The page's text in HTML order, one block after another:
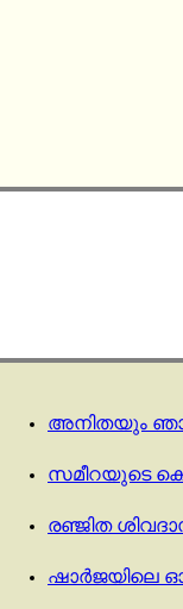
അനിതയും
സമീറയുടെ
രഞ്ജിത
ഷാര്‍ജയിലെ